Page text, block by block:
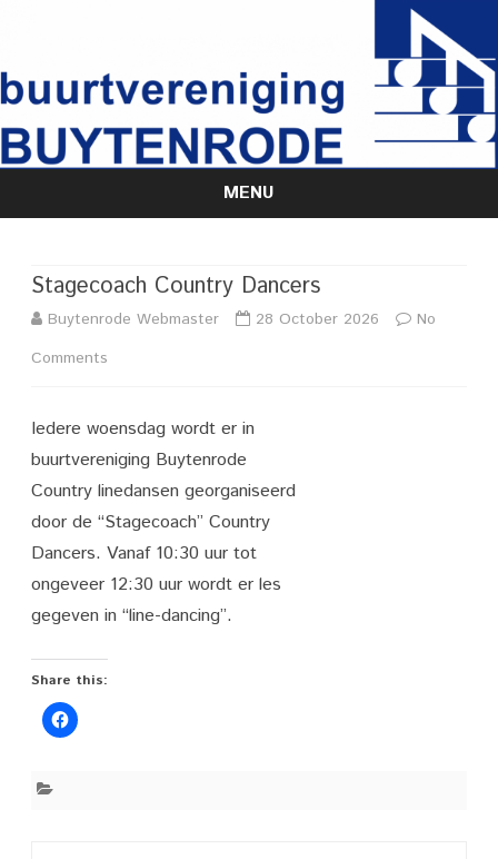
MENU
Skip
Stagecoach Country Dancers
Buytenrode Webmaster 28 October 2026
No
Comments
Country
Dancers
Iedere woensdag wordt er in
buurtvereniging Buytenrode
Country linedansen georganiseerd
door de “Stagecoach” Country
Dancers. Vanaf 10:30 uur tot
ongeveer 12:30 uur wordt er les
gegeven in “line-dancing”.
Share this: